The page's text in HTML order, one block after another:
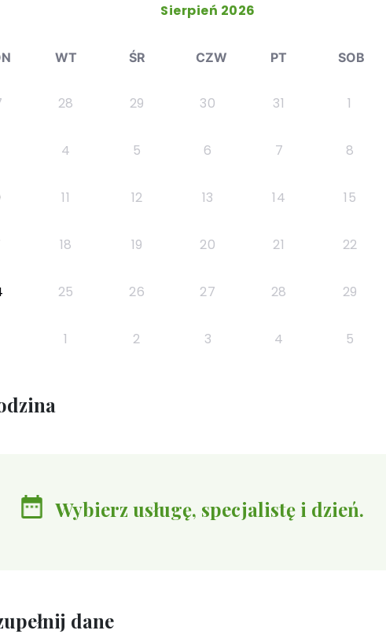
Sierpień 2026
WT ŚR CZW PT SOB
28 29 30 31 1
4 5 6 7 8
11 12 13 14 15
18 19 20 21 22
25 26 27 28 29
1 2 3 4 5
Wybierz usługę, specjalistę i dzień.
dane